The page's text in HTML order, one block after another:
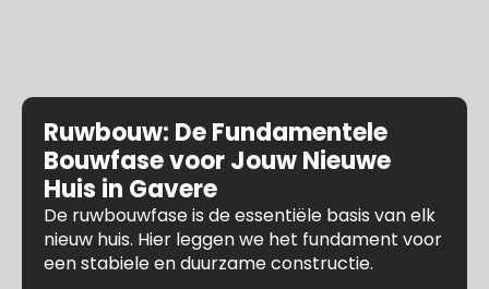
Ruwbouw: De Fundamentele
Bouwfase voor Jouw Nieuwe
Huis in Gavere
De ruwbouwfase is de essentiële basis van elk
nieuw huis. Hier leggen we het fundament voor
een stabiele en duurzame constructie.